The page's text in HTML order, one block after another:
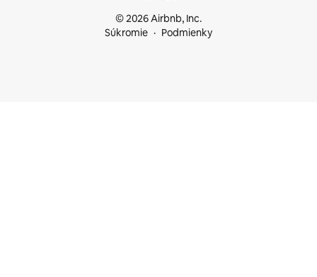
© 2026 Airbnb, Inc.
Súkromie
Podmienky